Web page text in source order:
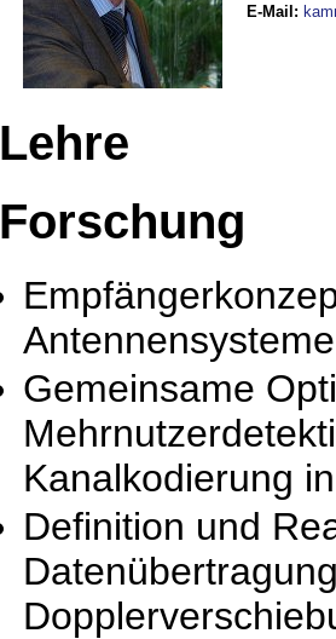
E-Mail :
Lehre
Forschung
Antennensysteme
Gemeinsame
Kanalkodierung
Definition und